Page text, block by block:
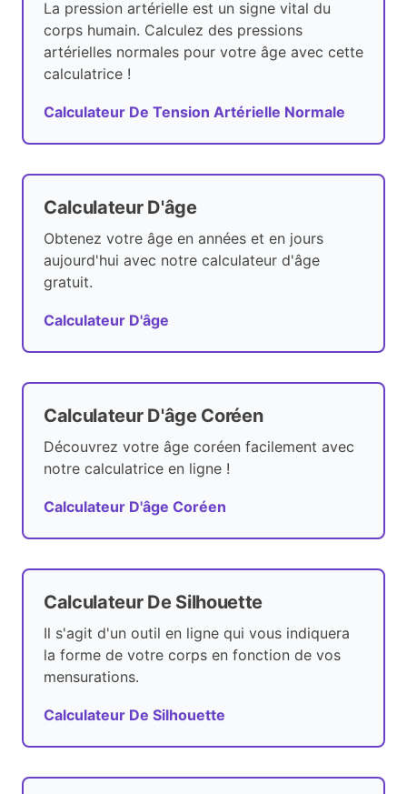
La pression artérielle est un signe vital du
corps humain. Calculez des pressions
artérielles normales pour votre âge avec cette
calculatrice !
Calculateur De Tension Artérielle Normale
Calculateur D'âge
Obtenez votre âge en années et en jours
aujourd'hui avec notre calculateur d'âge
gratuit.
Calculateur D'âge
Calculateur D'âge Coréen
Découvrez votre âge coréen facilement avec
notre calculatrice en ligne !
Calculateur D'âge Coréen
Calculateur De Silhouette
Il s'agit d'un outil en ligne qui vous indiquera
la forme de votre corps en fonction de vos
mensurations.
Calculateur De Silhouette